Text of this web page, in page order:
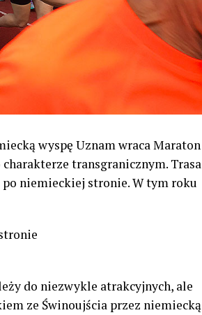
wyspę Uznam wraca Maraton
transgranicznym. Trasa
niemieckiej stronie. W tym roku
do niezwykle atrakcyjnych, ale
ze Świnoujścia przez niemiecką